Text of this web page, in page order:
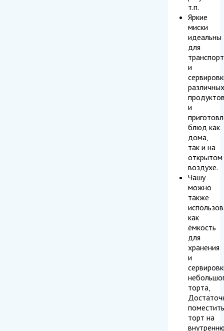
т.п.
Яркие
миски
идеальны
для
и
различных
и
блюд как
дома,
так и на
открытом
воздухе.
Чашу
можно
также
как
ёмкость
для
хранения
и
торта,
поместить
торт на